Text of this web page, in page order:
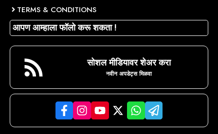
TERMS & CONDITIONS
आपण आम्हाला फॉलो करू शकता !
सोशल मीडियावर शेअर करा
नवीन अपडेट्स मिळवा